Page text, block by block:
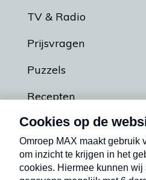
TV & Radio
Prijsvragen
Puzzels
Recepten
Podcasts